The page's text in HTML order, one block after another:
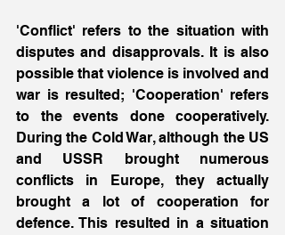
'Conflict' refers to the situation with
disputes and disapprovals. It is also
possible that violence is involved and
war is resulted; 'Cooperation' refers
to the events done cooperatively.
During the Cold War, although the US
and USSR brought numerous
conflicts in Europe, they actually
brought a lot of cooperation for
defence. This resulted in a situation